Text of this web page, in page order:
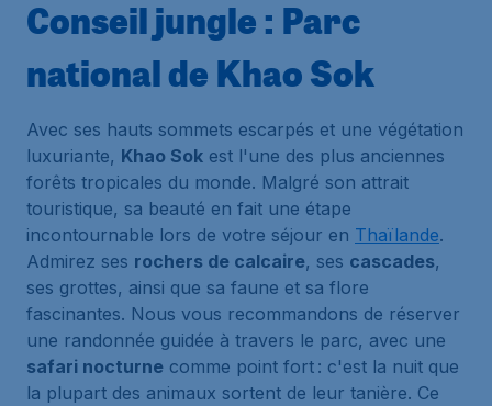
Conseil jungle : Parc
national de Khao Sok
Avec ses hauts sommets escarpés et une végétation
luxuriante, Khao Sok est l'une des plus anciennes
forêts tropicales du monde. Malgré son attrait
touristique, sa beauté en fait une étape
incontournable lors de votre séjour en Thaïlande.
Admirez ses rochers de calcaire, ses cascades,
ses grottes, ainsi que sa faune et sa flore
fascinantes. Nous vous recommandons de réserver
une randonnée guidée à travers le parc, avec une
safari nocturne comme point fort : c'est la nuit que
la plupart des animaux sortent de leur tanière. Ce